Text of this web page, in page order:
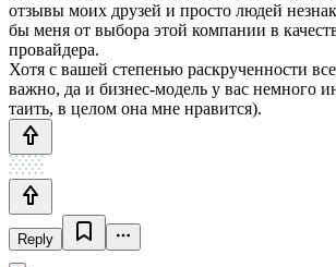
отзывы моих друзей и просто людей
бы меня от выбора этой компании в
провайдера.
Хотя с вашей степенью раскрученности
важно, да и бизнес-модель у вас немного
таить, в целом она мне нравится).
Reply